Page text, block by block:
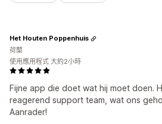
Fijne app die doet wat hij moet doen.
reagerend support team, wat ons
Aanrader!
Het Houten Poppenhuis
荷蘭
使用應用程式 大約2小時